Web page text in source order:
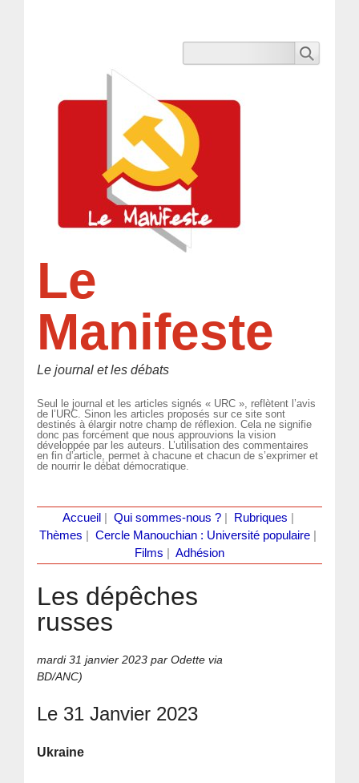
Le
Manifeste
Le journal et les débats
Seul le journal et les articles signés « URC », reflètent l’avis
de l’URC. Sinon les articles proposés sur ce site sont
destinés à élargir notre champ de réflexion. Cela ne signifie
donc pas forcément que nous approuvions la vision
développée par les auteurs. L’utilisation des commentaires
en fin d’article, permet à chacune et chacun de s’exprimer et
de nourrir le débat démocratique.
Accueil Qui sommes-nous ?| Rubriques
Thèmes
Cercle Manouchian : Université populaire
Films
Adhésion
Les dépêches
russes
mardi 31 janvier 2023 par Odette via
BD/ANC)
Le 31 Janvier 2023
Ukraine